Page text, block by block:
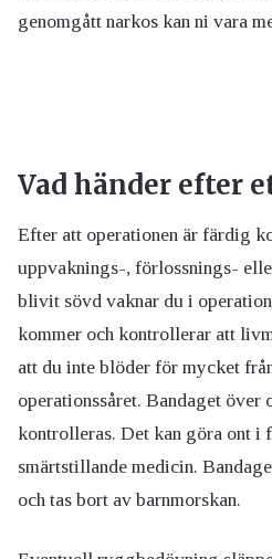
genomgått narkos kan ni vara
Vad händer efter
Efter att operationen är färdig
uppvaknings-, förlossnings-
blivit sövd vaknar du i
kommer och kontrollerar att
att du inte blöder för mycket
operationssåret. Bandaget över
kontrolleras. Det kan göra ont i
smärtstillande medicin.
och tas bort av barnmorskan.